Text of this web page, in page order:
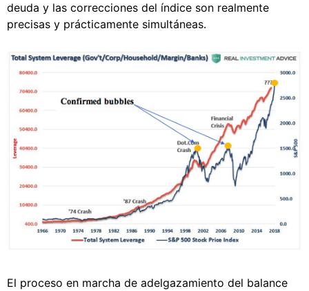
deuda y las correcciones del índice son realmente
precisas y prácticamente simultáneas.
El proceso en marcha de adelgazamiento del balance